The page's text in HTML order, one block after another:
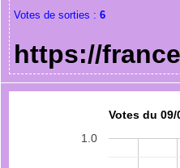
Votes de sorties : 6
https://
Votes du 09/
1.0